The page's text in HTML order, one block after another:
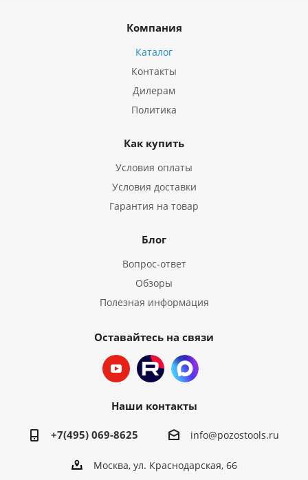
Компания
Каталог
Контакты
Дилерам
Политика
Как купить
Условия оплаты
Условия доставки
Гарантия на товар
Блог
Вопрос-ответ
Обзоры
Полезная информация
Оставайтесь на связи
Наши контакты
+7(495) 069-8625 info@pozostools.ru
Москва, ул. Краснодарская, 66